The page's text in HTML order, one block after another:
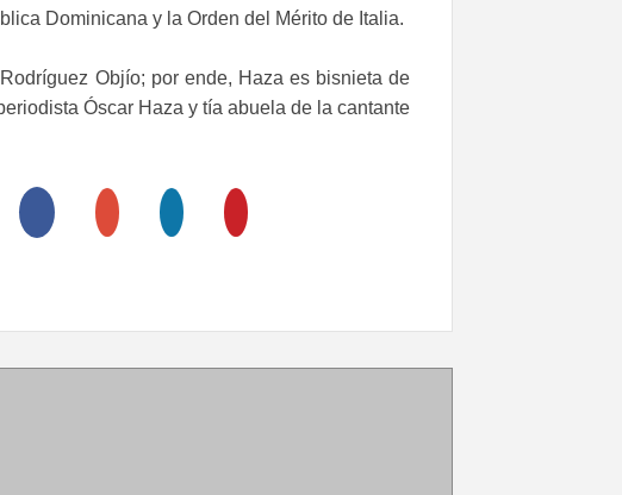
Dominicana y la Orden del Mérito de Italia.
Objío; por ende, Haza es bisnieta de
Óscar Haza y tía abuela de la cantante